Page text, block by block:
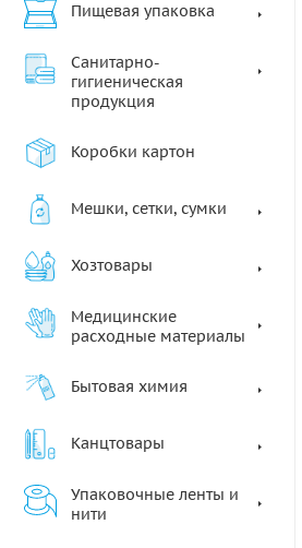
Пищевая упаковка
Санитарно-
гигиеническая
продукция
Коробки картон
Мешки, сетки, сумки
Хозтовары
Медицинские
расходные материалы
Бытовая химия
Канцтовары
Упаковочные ленты и
нити